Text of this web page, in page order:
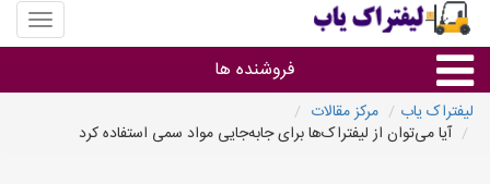
منوی
سایت
یاب
فروشنده ها
گروه ها
لیفتراک یاب
مرکز مقالات
آیا می‌توان از لیفتراک‌ها برای جابه‌جایی مواد سمی استفاده کرد